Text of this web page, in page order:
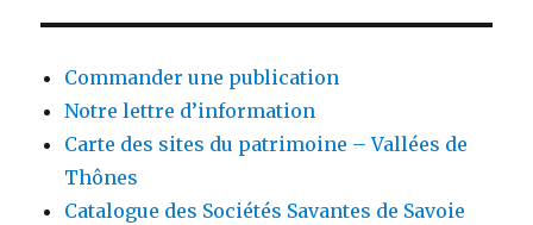
Commander une publication
Notre lettre d’information
Carte des sites du patrimoine – Vallées de
Thônes
Catalogue des Sociétés Savantes de Savoie